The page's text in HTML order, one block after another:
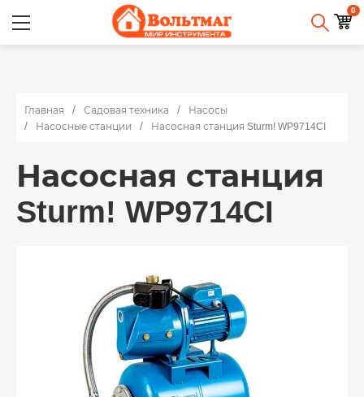
0
Главная Садовая техника
Насосы
Насосные станции
Насосная станция Sturm! WP9714CI
Насосная станция
Sturm! WP9714CI